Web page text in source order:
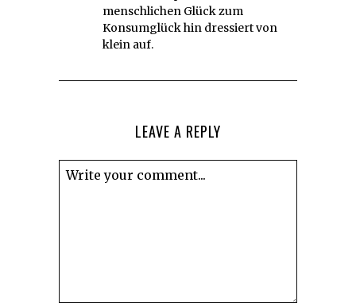
menschlichen Glück zum
Konsumglück hin dressiert von
klein auf.
LEAVE A REPLY